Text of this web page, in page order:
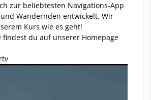
zur beliebtesten Navigations-App
Wandernden entwickelt. Wir
Kurs wie es geht!
findest du auf unserer Homepage